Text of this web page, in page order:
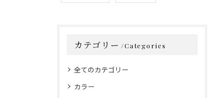
カテゴリー Categories
全てのカテゴリー
カラー